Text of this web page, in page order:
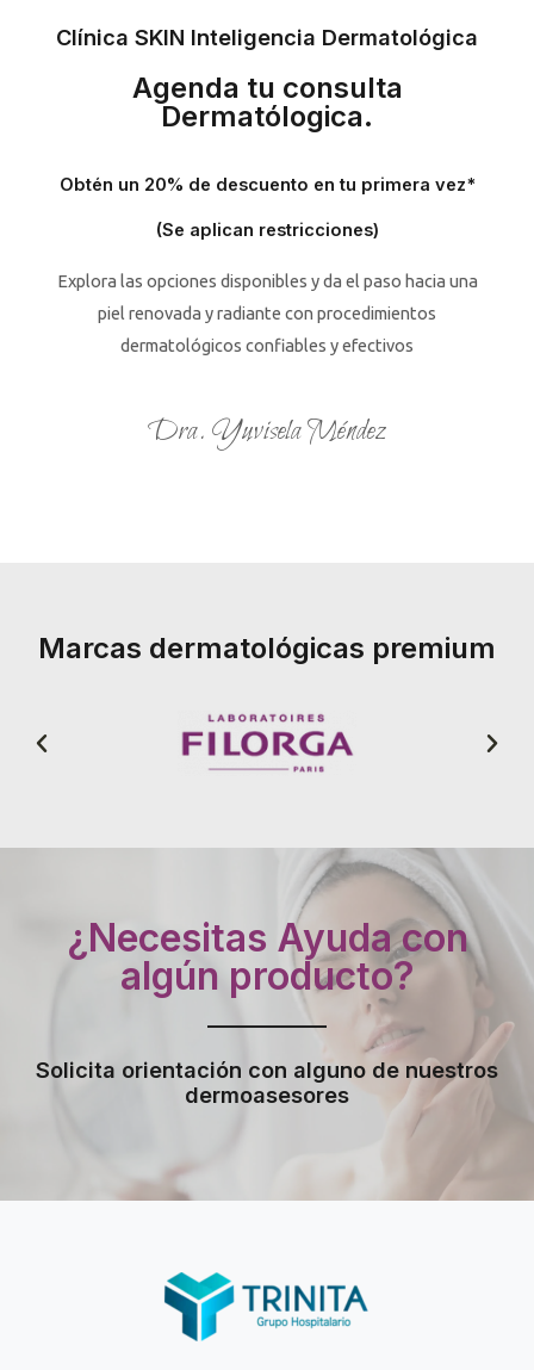
Clínica SKIN Inteligencia Dermatológica
Agenda tu consulta
Dermatólogica.
Obtén un 20% de descuento en tu primera vez*
(Se aplican restricciones)
Explora las opciones disponibles y da el paso hacia una
piel renovada y radiante con procedimientos
dermatológicos confiables y efectivos
Dra. Yuvisela Méndez
Marcas dermatológicas premium
¿Necesitas Ayuda con
algún producto?
Solicita orientación con alguno de nuestros
dermoasesores